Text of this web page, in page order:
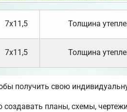
7х11,5 Толщина
7х11,5 Толщина
получить свою
планы, схемы,